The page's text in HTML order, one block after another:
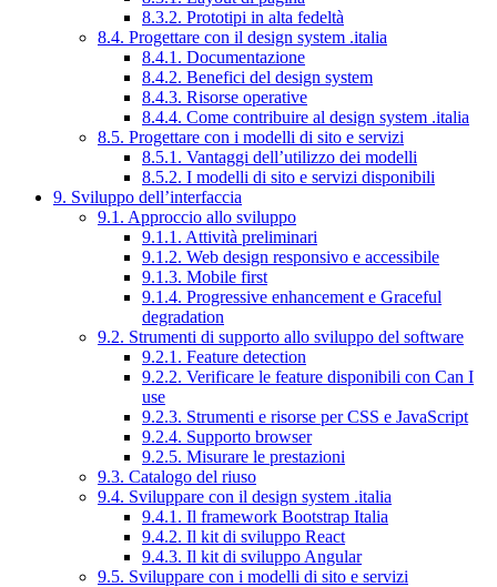
8.3.2. Prototipi in alta fedeltà
8.4. Progettare con il design system .italia
8.4.1. Documentazione
8.4.2. Benefici del design system
8.4.3. Risorse operative
8.4.4. Come contribuire al design system .italia
8.5. Progettare con i modelli di sito e servizi
8.5.1. Vantaggi dell’utilizzo dei modelli
8.5.2. I modelli di sito e servizi disponibili
9. Sviluppo dell’interfaccia
9.1. Approccio allo sviluppo
9.1.1. Attività preliminari
9.1.2. Web design responsivo e accessibile
9.1.3. Mobile first
9.1.4. Progressive enhancement e Graceful
degradation
9.2. Strumenti di supporto allo sviluppo del software
9.2.1. Feature detection
9.2.2. Verificare le feature disponibili con Can I
use
9.2.3. Strumenti e risorse per CSS e JavaScript
9.2.4. Supporto browser
9.2.5. Misurare le prestazioni
9.3. Catalogo del riuso
9.4. Sviluppare con il design system .italia
9.4.1. Il framework Bootstrap Italia
9.4.2. Il kit di sviluppo React
9.4.3. Il kit di sviluppo Angular
9.5. Sviluppare con i modelli di sito e servizi